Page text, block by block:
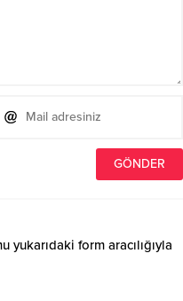
yukarıdaki form aracılığıyla